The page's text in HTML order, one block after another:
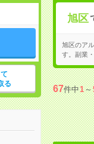
る
旭区
旭区のア
す。副業
67件中1～